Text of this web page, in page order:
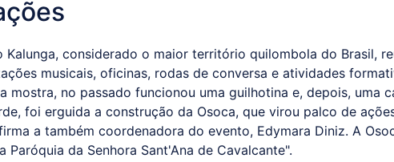
Kalunga, considerado o maior território quilombola do Brasil,
musicais, oficinas, rodas de conversa e atividades
mostra, no passado funcionou uma guilhotina e, depois, uma
foi erguida a construção da Osoca, que virou palco de
a também coordenadora do evento, Edymara Diniz. A
Paróquia da Senhora Sant'Ana de Cavalcante".